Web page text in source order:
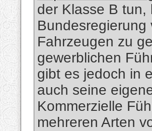
der Klasse B
Fahrzeugen zu
gewerblichen
gibt es jedoch in
auch seine
Kommerzielle
mehreren Arten